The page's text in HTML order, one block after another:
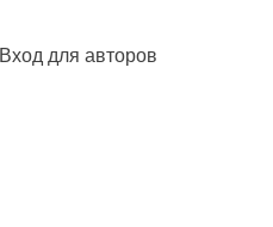
Вход для авторов